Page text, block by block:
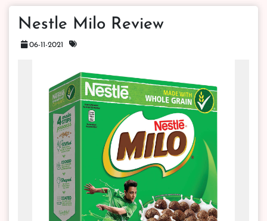
Nestle Milo Review
06-11-2021